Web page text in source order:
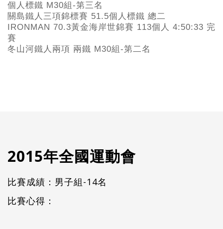
個人標鐵 M30組-第三名
關島鐵人三項錦標賽 51.5個人標鐵 總二
IRONMAN 70.3黃金海岸世錦賽 113個人 4:50:33 完
賽
冬山河鐵人兩項 兩鐵 M30組-第二名
2015年全國運動會
比賽成績：男子組-14名
比賽心得：